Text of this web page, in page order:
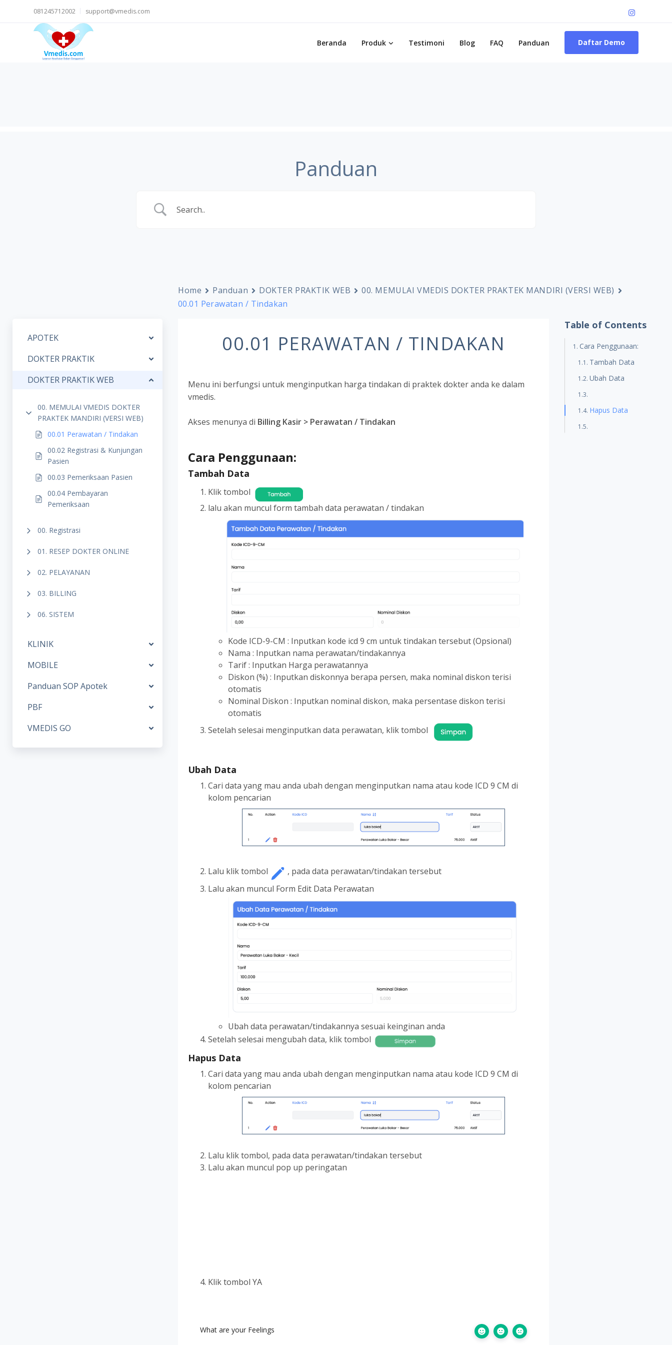
081245712002 support@vmedis.com
Beranda Produk Testimoni Blog FAQ Panduan Daftar Demo
Panduan
APOTEK
DOKTER PRAKTIK
DOKTER PRAKTIK WEB
00. MEMULAI VMEDIS DOKTER
PRAKTEK MANDIRI (VERSI WEB)
00.01 Perawatan / Tindakan
00.02 Registrasi & Kunjungan
Pasien
00.03 Pemeriksaan Pasien
00.04 Pembayaran
Pemeriksaan
00. Registrasi
01. RESEP DOKTER ONLINE
02. PELAYANAN
03. BILLING
06. SISTEM
KLINIK
MOBILE
Panduan SOP Apotek
PBF
VMEDIS GO
Home Panduan DOKTER PRAKTIK WEB
00. MEMULAI VMEDIS DOKTER PRAKTEK MANDIRI (VERSI WEB)
00.01 Perawatan / Tindakan
00.01 PERAWATAN / TINDAKAN
Menu ini berfungsi untuk menginputkan harga tindakan di praktek dokter anda ke dalam
vmedis.
Akses menunya di Billing Kasir > Perawatan / Tindakan
Cara Penggunaan:
Tambah Data
Klik tombol
lalu akan muncul form tambah data perawatan / tindakan
Kode ICD-9-CM : Inputkan kode icd 9 cm untuk tindakan tersebut (Opsional)
Nama : Inputkan nama perawatan/tindakannya
Tarif : Inputkan Harga perawatannya
Diskon (%) : Inputkan diskonnya berapa persen, maka nominal diskon terisi
otomatis
Nominal Diskon : Inputkan nominal diskon, maka persentase diskon terisi
otomatis
Setelah selesai menginputkan data perawatan, klik tombol
Ubah Data
Cari data yang mau anda ubah dengan menginputkan nama atau kode ICD 9 CM di
kolom pencarian
Lalu klik tombol
, pada data perawatan/tindakan tersebut
Lalu akan muncul Form Edit Data Perawatan
Ubah data perawatan/tindakannya sesuai keinginan anda
Setelah selesai mengubah data, klik tombol
Hapus Data
Cari data yang mau anda ubah dengan menginputkan nama atau kode ICD 9 CM di
kolom pencarian
Lalu klik tombol, pada data perawatan/tindakan tersebut
Lalu akan muncul pop up peringatan
Klik tombol YA
What are your Feelings
Table of Contents
Cara Penggunaan:
Tambah Data
Ubah Data
Hapus Data